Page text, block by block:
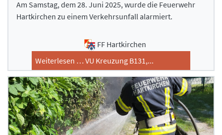
Am Samstag, dem 28. Juni 2025, wurde die Feuerwehr
Hartkirchen zu einem Verkehrsunfall alarmiert.
FF Hartkirchen
Weiterlesen … VU Kreuzung B131,...